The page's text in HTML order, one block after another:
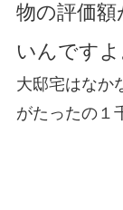
物の評価額
いんですよ
大邸宅はなか
がたったの１